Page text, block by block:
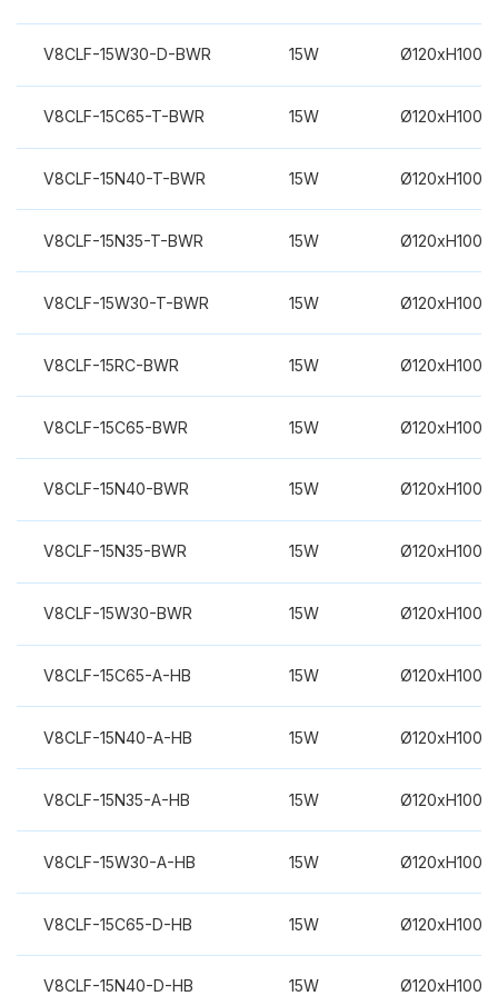
V8CLF-15W30-D-BWR 15W
V8CLF-15C65-T-BWR 15W
V8CLF-15N40-T-BWR 15W
V8CLF-15N35-T-BWR 15W
V8CLF-15W30-T-BWR 15W
V8CLF-15RC-BWR 15W
V8CLF-15C65-BWR 15W
V8CLF-15N40-BWR 15W
V8CLF-15N35-BWR 15W
V8CLF-15W30-BWR 15W
V8CLF-15C65-A-HB 15W
V8CLF-15N40-A-HB 15W
V8CLF-15N35-A-HB 15W
V8CLF-15W30-A-HB 15W
V8CLF-15C65-D-HB 15W
V8CLF-15N40-D-HB 15W